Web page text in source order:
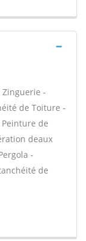
-
de Toiture -
Peinture de
deaux
-
de